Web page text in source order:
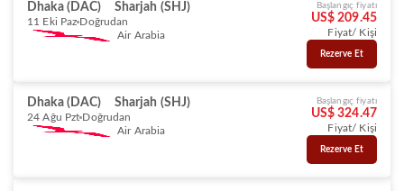
Dhaka (DAC) Sharjah (SHJ)
11 Eki Paz Doğrudan
Air Arabia
Başlangıç fiyatı
US$ 209.45
Fiyat/ Kişi
Rezerve Et
Dhaka (DAC) Sharjah (SHJ)
24 Ağu Pzt Doğrudan
Air Arabia
Başlangıç fiyatı
US$ 324.47
Fiyat/ Kişi
Rezerve Et